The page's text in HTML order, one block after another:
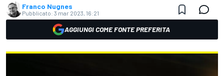
Franco Nugnes
Pubblicato: 3 mar 2023, 16:21
AGGIUNGI COME FONTE PREFERITA